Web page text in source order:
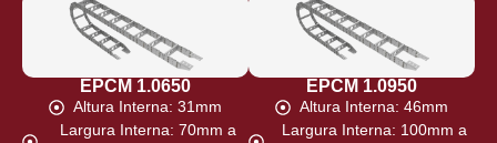
EPCM 1.0650
Altura Interna: 31mm
Largura Interna: 70mm a
EPCM 1.0950
Altura Interna: 46mm
Largura Interna: 100mm a